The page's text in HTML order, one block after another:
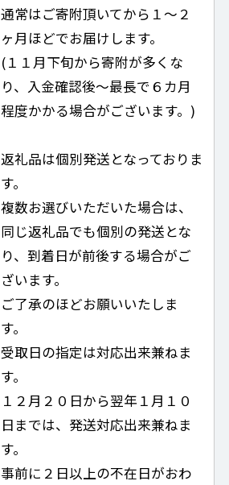
通常はご寄附頂いてから１〜２
ヶ月ほどでお届けします。
(１１月下旬から寄附が多くな
り、入金確認後〜最長で６カ月
程度かかる場合がございます。)
返礼品は個別発送となっておりま
す。
複数お選びいただいた場合は、
同じ返礼品でも個別の発送とな
り、到着日が前後する場合がご
ざいます。
ご了承のほどお願いいたしま
す。
受取日の指定は対応出来兼ねま
す。
１２月２０日から翌年１月１０
日までは、発送対応出来兼ねま
す。
事前に２日以上の不在日がおわ